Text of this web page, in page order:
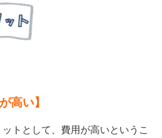
高い】
トとして、費用が高いというこ